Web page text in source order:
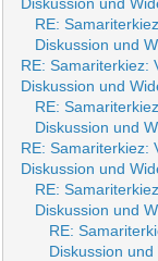
RE:
Diskussion und
RE: Samariterkiez:
Diskussion und
RE:
Diskussion und
RE: Samariterkiez:
Diskussion und
RE:
Diskussion und
RE:
Diskussion